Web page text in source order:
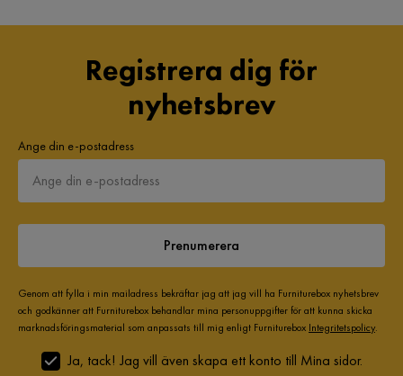
Registrera dig för
nyhetsbrev
Ange din e-postadress
Prenumerera
Genom att fylla i min mailadress bekräftar jag att jag vill ha Furniturebox nyhetsbrev
och godkänner att Furniturebox behandlar mina personuppgifter för att kunna skicka
marknadsföringsmaterial som anpassats till mig enligt Furniturebox Integritetspolicy.
Ja, tack! Jag vill även skapa ett konto till Mina sidor.